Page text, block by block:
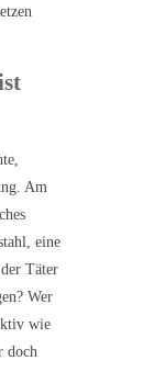
Am
eine
Täter
Wer
wie
doch